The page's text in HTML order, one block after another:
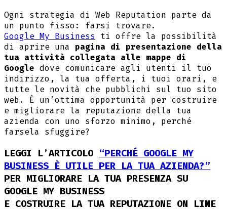
Ogni strategia di Web Reputation parte da
un punto fisso: farsi trovare.
Google My Business ti offre la possibilità
di aprire una pagina di presentazione della
tua attività collegata alle mappe di
Google dove comunicare agli utenti il tuo
indirizzo, la tua offerta, i tuoi orari, e
tutte le novità che pubblichi sul tuo sito
web. È un’ottima opportunità per costruire
e migliorare la reputazione della tua
azienda con uno sforzo minimo, perché
farsela sfuggire?
LEGGI L’ARTICOLO “PERCHÉ GOOGLE MY
BUSINESS È UTILE PER LA TUA AZIENDA?”
PER MIGLIORARE LA TUA PRESENZA SU
GOOGLE MY BUSINESS
E COSTRUIRE LA TUA REPUTAZIONE ON LINE